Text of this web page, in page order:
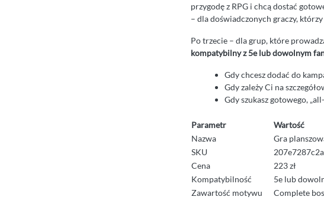
przygodę z RPG i chcą dostać
– dla doświadczonych graczy,
Po trzecie – dla grup, które
kompatybilny z 5e lub dowolnym
Gdy chcesz dodać do
Gdy zależy Ci na
Gdy szukasz gotowego,
Parametr
Wartość
Nazwa
Gra
SKU
Cena
223 zł
Kompatybilność
5e lub
Zawartość motywu
Complete